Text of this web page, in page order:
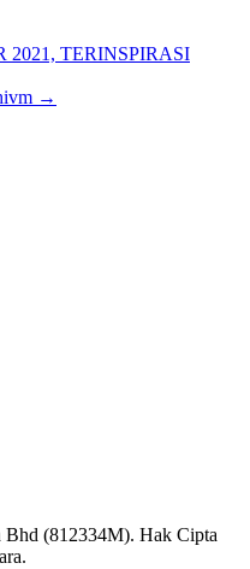
TERINSPIRASI
→
(812334M). Hak Cipta